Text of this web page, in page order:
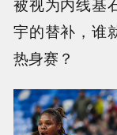
宇的替补，谁
热身赛？